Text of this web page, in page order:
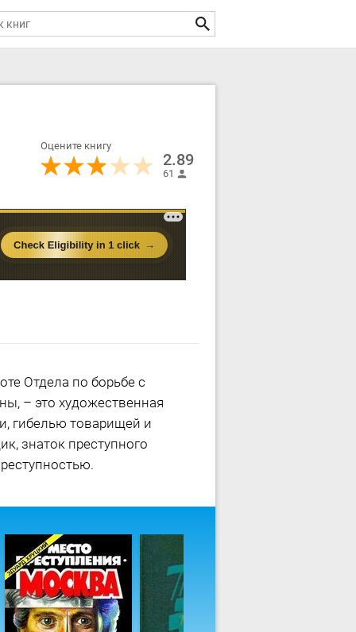
Оцените книгу
2.89
61
Отдела по борьбе с
– это художественная
гибелью товарищей и
знаток преступного